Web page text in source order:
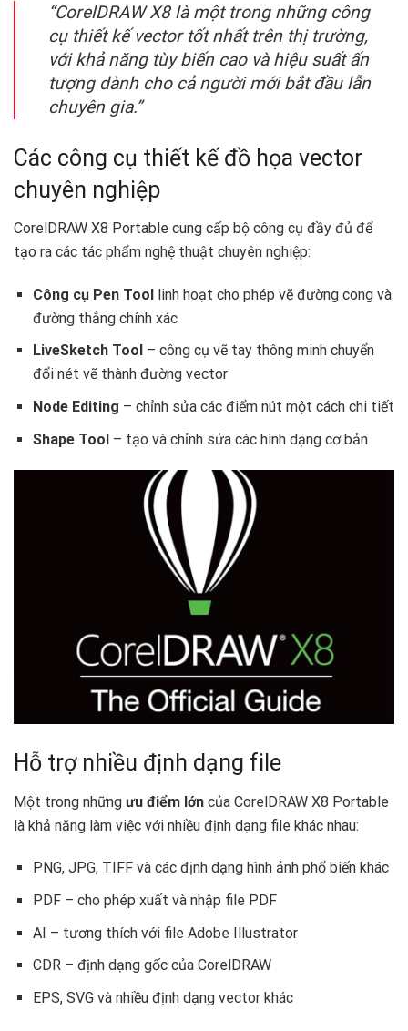
“CorelDRAW X8 là một trong những công
cụ thiết kế vector tốt nhất trên thị trường,
với khả năng tùy biến cao và hiệu suất ấn
tượng dành cho cả người mới bắt đầu lẫn
chuyên gia.”
Các công cụ thiết kế đồ họa vector
chuyên nghiệp
CorelDRAW X8 Portable cung cấp bộ công cụ đầy đủ để
tạo ra các tác phẩm nghệ thuật chuyên nghiệp:
Công cụ Pen Toollinh hoạt cho phép vẽ đường cong và
đường thẳng chính xác
LiveSketch Tool – công cụ vẽ tay thông minh chuyển
đổi nét vẽ thành đường vector
Node Editing – chỉnh sửa các điểm nút một cách chi tiết
Shape Tool– tạo và chỉnh sửa các hình dạng cơ bản
Hỗ trợ nhiều định dạng file
Một trong những ưu điểm lớn của CorelDRAW X8 Portable
là khả năng làm việc với nhiều định dạng file khác nhau:
PNG, JPG, TIFF và các định dạng hình ảnh phổ biến khác
PDF – cho phép xuất và nhập file PDF
AI – tương thích với file Adobe Illustrator
CDR – định dạng gốc của CorelDRAW
EPS, SVG và nhiều định dạng vector khác